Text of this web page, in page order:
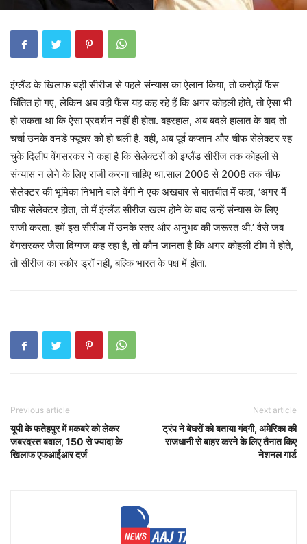
इंग्लैंड के खिलाफ बड़ी सीरीज से पहले संन्यास का ऐलान किया, तो करोड़ों फैंस
चिंतित हो गए, लेकिन अब वही फैंस यह कह रहे हैं कि अगर कोहली होते, तो ऐसा भी
हो सकता था कि ऐसा प्रदर्शन नहीं ही होता. बहरहाल, अब बदले हालात के बाद तो
चर्चा उनके वनडे फ्यूचर को हो चली है. वहीं, अब पूर्व कप्तान और चीफ सेलेक्टर रह
चुके दिलीप वेंगसरकर ने कहा है कि सेलेक्टरों को इंग्लैंड सीरीज तक कोहली से
संन्यास न लेने के लिए राजी करना चाहिए था.साल 2006 से 2008 तक चीफ
सेलेक्टर की भूमिका निभाने वाले वेंगी ने एक अखबार से बातचीत में कहा, ‘अगर मैं
चीफ सेलेक्टर होता, तो मैं इंग्लैंड सीरीज खत्म होने के बाद उन्हें संन्यास के लिए
राजी करता. हमें इस सीरीज में उनके स्तर और अनुभव की जरूरत थी.’ वैसे जब
वेंगसरकर जैसा दिग्गज कह रहा है, तो कौन जानता है कि अगर कोहली टीम में होते,
तो सीरीज का स्कोर ड्रॉ नहीं, बल्कि भारत के पक्ष में होता.
Previous article
यूपी के फतेहपुर में मकबरे को लेकर
जबरदस्त बवाल, 150 से ज्‍यादा के
खिलाफ एफआईआर दर्ज
Next article
ट्रंप ने बेघरों को बताया गंदगी, अमेरिका की
राजधानी से बाहर करने के लिए तैनात किए
नेशनल गार्ड